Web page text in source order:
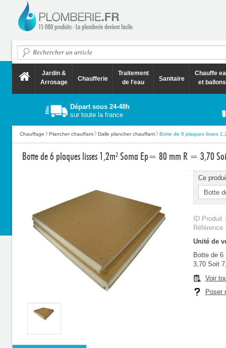
Jardin &
Arrosage
Chaufferie
Traitement
de l'eau
Sanitaire
Chauffe
et ballons
Départ sous 24-48h
sur toute la france
Chauffage Plancher chauffant Dalle plancher chauffant Botte de 6 plaques lisses
Botte de 6 plaques lisses 1,2m² Soma Ep= 80 mm R = 3,70
Ce
ID Produit
Unité de
Botte de 6
3,70 Soit
Voir
Poser